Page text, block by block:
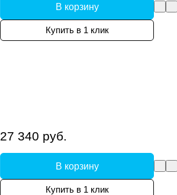
В корзину
Купить в 1 клик
27 340 руб.
В корзину
Купить в 1 клик